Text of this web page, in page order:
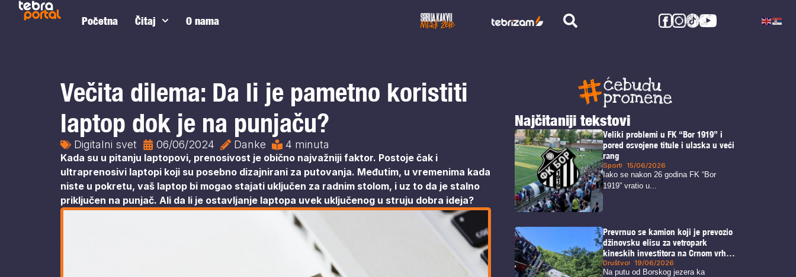
Početna Čitaj O nama
Večita dilema: Da li je pametno koristiti
laptop dok je na punjaču?
Digitalni svet 06/06/2024 Danke 4 minuta
Kada su u pitanju laptopovi, prenosivost je obično najvažniji faktor. Postoje čak i
ultraprenosivi laptopi koji su posebno dizajnirani za putovanja. Međutim, u vremenima kada
niste u pokretu, vaš laptop bi mogao stajati uključen za radnim stolom, i uz to da je stalno
priključen na punjač. Ali da li je ostavljanje laptopa uvek uključenog u struju dobra ideja?
Najčitaniji tekstovi
Veliki problemi u FK “Bor 1919” i
pored osvojene titule i ulaska u veći
rang
Sport 15/06/2026
Iako se nakon 26 godina FK “Bor
1919” vratio u...
Prevrnuo se kamion koji je prevozio
džinovsku elisu za vetropark
kineskih investitora na Crnom vrhu
kod Borskog jezera
Društvo 19/06/2026
Na putu od Borskog jezera ka